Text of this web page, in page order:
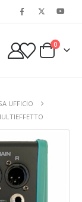
0
UFFICIO